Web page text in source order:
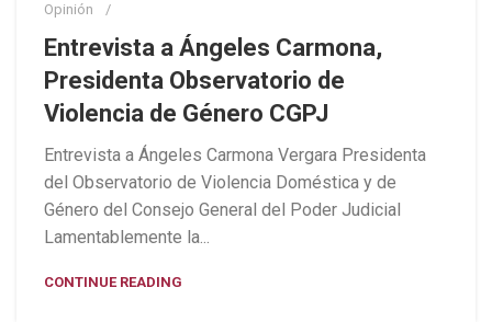
Opinión
Entrevista a Ángeles Carmona,
Presidenta Observatorio de
Violencia de Género CGPJ
Entrevista a Ángeles Carmona Vergara Presidenta
del Observatorio de Violencia Doméstica y de
Género del Consejo General del Poder Judicial
Lamentablemente la...
CONTINUE READING